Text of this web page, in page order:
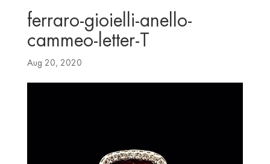
ferraro-gioielli-anello-
cammeo-letter-T
Aug 20, 2020